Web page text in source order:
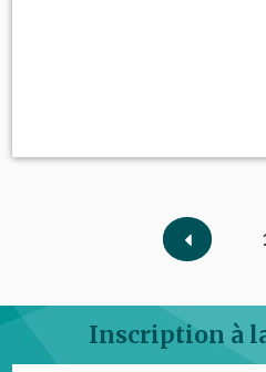
Inscription à